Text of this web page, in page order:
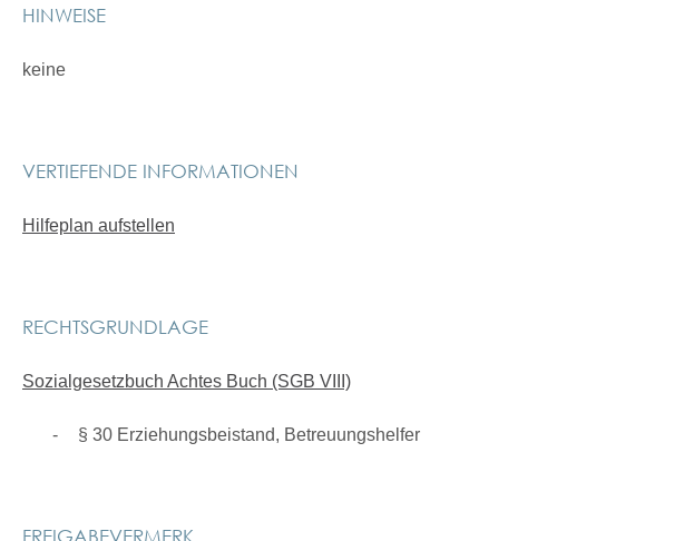
HINWEISE
keine
VERTIEFENDE INFORMATIONEN
Hilfeplan aufstellen
RECHTSGRUNDLAGE
Sozialgesetzbuch Achtes Buch (SGB VIII)
§ 30 Erziehungsbeistand, Betreuungshelfer
FREIGABEVERMERK